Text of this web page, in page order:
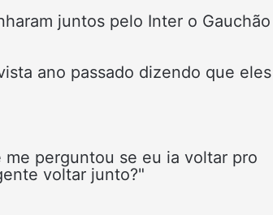
juntos pelo Inter o Gauchão
ano passado dizendo que eles
me perguntou se eu ia voltar pro
voltar junto?"